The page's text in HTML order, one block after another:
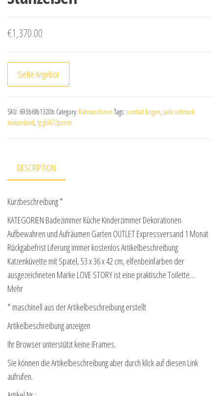
€1,370.00
Siehe Angebot
SKU: 693b6fb1320b Category: Nähmaschinen Tags: combat bogen, jade schmuck
neuseeland, lg gbb72pzexn
DESCRIPTION
Kurzbeschreibung *
KATEGORIEN Badezimmer Küche Kinderzimmer Dekorationen
Aufbewahren und Aufräumen Garten OUTLET Expressversand 1 Monat
Rückgabefrist Liferung immer kostenlos Artikelbeschreibung
Katzenküvette mit Spatel, 53 x 36 x 42 cm, elfenbeinfarben der
ausgezeichneten Marke LOVE STORY ist eine praktische Toilette…
Mehr
* maschinell aus der Artikelbeschreibung erstellt
Artikelbeschreibung anzeigen
Ihr Browser unterstützt keine IFrames.
Sie können die Artikelbeschreibung aber durch klick auf diesen Link
aufrufen.